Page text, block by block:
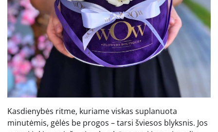
Kasdienybės ritme, kuriame viskas suplanuota
minutėmis, gėlės be progos – tarsi šviesos blyksnis. Jos